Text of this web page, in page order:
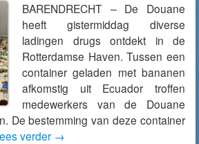
BARENDRECHT – De Douane
heeft gistermiddag diverse
ladingen drugs ontdekt in de
Rotterdamse Haven. Tussen een
container geladen met bananen
afkomstig uit Ecuador troffen
medewerkers van de Douane
De bestemming van deze container
verder →